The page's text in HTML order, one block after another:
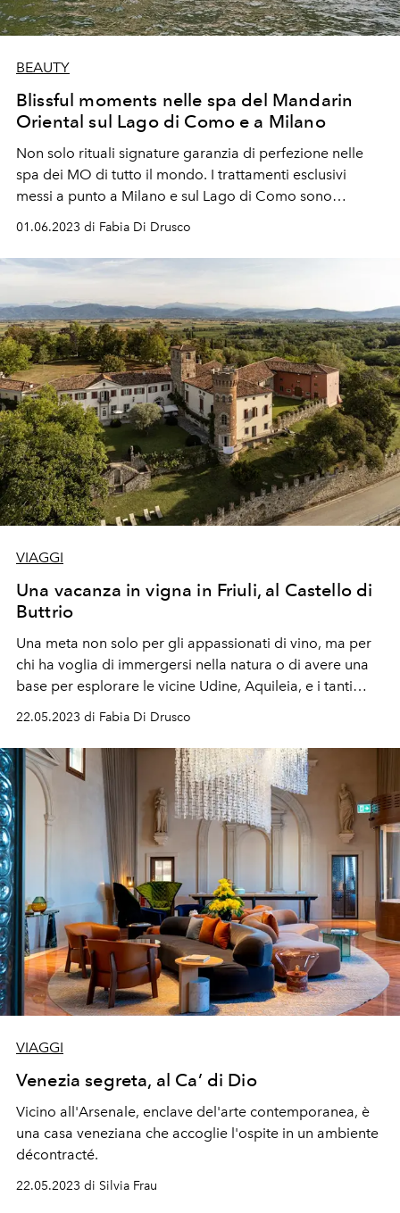
BEAUTY
Blissful moments nelle spa del Mandarin
Oriental sul Lago di Como e a Milano
Non solo rituali signature garanzia di perfezione nelle
spa dei MO di tutto il mondo. I trattamenti esclusivi
messi a punto a Milano e sul Lago di Como sono
assolutamente da provare.
01.06.2023 di Fabia Di Drusco
VIAGGI
Una vacanza in vigna in Friuli, al Castello di
Buttrio
Una meta non solo per gli appassionati di vino, ma per
chi ha voglia di immergersi nella natura o di avere una
base per esplorare le vicine Udine, Aquileia, e i tanti
cammini di pellegrinaggio che attraversano la regione.
concedersi un buon bicchiere di Mon Blanc.
22.05.2023 di Fabia Di Drusco
VIAGGI
Venezia segreta, al Ca’ di Dio
Vicino all'Arsenale, enclave del'arte contemporanea, è
una casa veneziana che accoglie l'ospite in un ambiente
décontracté.
22.05.2023 di Silvia Frau